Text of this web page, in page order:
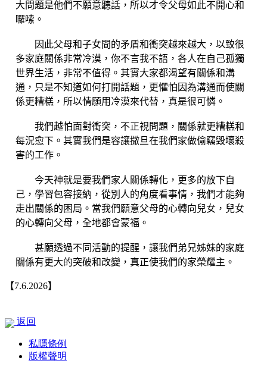
大問題是他們不願意聽話，所以才令父母如此不開心和
囉嗦。
因此父母和子女間的矛盾和衝突越來越大，以致很
多家庭關係非常冷漠，你不言我不語，各人在自己孤獨
世界生活，非常不值得。其實大家都渴望有關係和溝
通，只是不知道如何打開話題，更懼怕因為溝通而使關
係更糟糕，所以情願用冷漠來代替，真是很可憐。
我們越怕面對衝突，不正視問題，關係就更糟糕和
每況愈下。其實我們是容讓撒旦在我們家做偷竊毁壞殺
害的工作。
今天神就是要我們家人關係轉化，更多的放下自
己，學習包容接納，從別人的角度看事情，我們才能夠
走出關係的困局。當我們願意父母的心轉向兒女，兒女
的心轉向父母，全地都會蒙福。
甚願透過不同活動的提醒，讓我們弟兄姊妹的家庭
關係有更大的突破和改變，真正使我們的家榮耀主。
【7.6.2026】
返回
私隱條例
版權聲明